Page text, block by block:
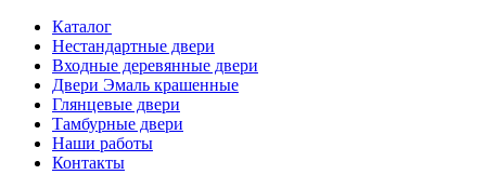
Каталог
Нестандартные двери
Входные деревянные двери
Двери Эмаль крашенные
Глянцевые двери
Тамбурные двери
Наши работы
Контакты